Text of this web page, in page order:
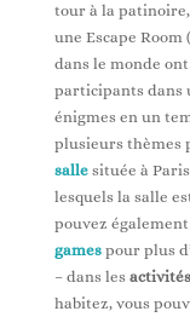
tour à la
une Escape
dans le monde
participants dans
énigmes en un
plusieurs thèmes
sallesituée à
lesquels la salle
pouvez
gamespour plus
– dans les
habitez, vous